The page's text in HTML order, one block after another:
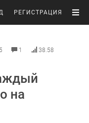
РЕГИСТРАЦИЯ
1 38.58
на